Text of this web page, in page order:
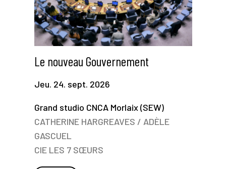
Le nouveau Gouvernement
Jeu. 24. sept. 2026
Grand studio CNCA Morlaix (SEW)
CATHERINE HARGREAVES / ADÈLE
GASCUEL
CIE LES 7 SŒURS